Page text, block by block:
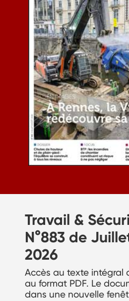
Travail &
N°883 de
2026
Accès au texte intégral
au format PDF. Le
dans une nouvelle